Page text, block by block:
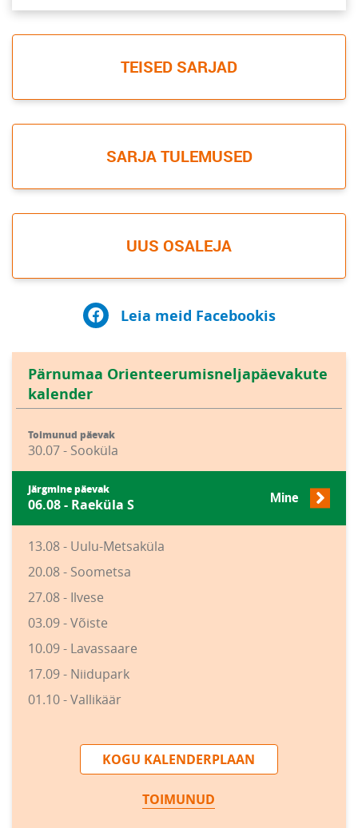
TEISED SARJAD
SARJA TULEMUSED
UUS OSALEJA
Leia meid Facebookis
Pärnumaa Orienteerumisneljapäevakute
kalender
Toimunud päevak
30.07 - Sooküla
Järgmine päevak
06.08 - Raeküla S Mine
13.08 - Uulu-Metsaküla
20.08 - Soometsa
27.08 - Ilvese
03.09 - Võiste
10.09 - Lavassaare
17.09 - Niidupark
01.10 - Vallikäär
KOGU KALENDERPLAAN
TOIMUNUD